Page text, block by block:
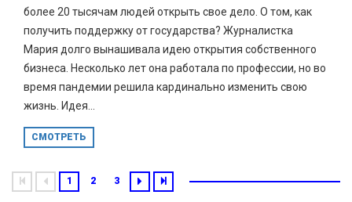
более 20 тысячам людей открыть свое дело. О том, как
получить поддержку от государства? Журналистка
Мария долго вынашивала идею открытия собственного
бизнеса. Несколько лет она работала по профессии, но во
время пандемии решила кардинально изменить свою
жизнь. Идея...
СМОТРЕТЬ
1 2 3